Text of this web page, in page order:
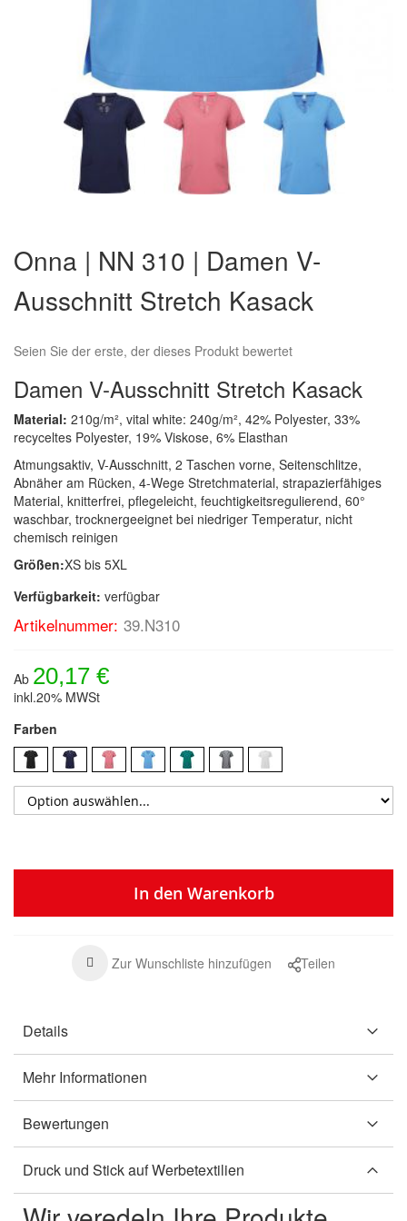
der
Bildergalerie
springen
Onna | NN 310 | Damen V-
Ausschnitt Stretch Kasack
Seien Sie der erste, der dieses Produkt bewertet
Damen V-Ausschnitt Stretch Kasack
Material: 210g/m², vital white: 240g/m², 42% Polyester, 33%
recyceltes Polyester, 19% Viskose, 6% Elasthan
Atmungsaktiv, V-Ausschnitt, 2 Taschen vorne, Seitenschlitze,
Abnäher am Rücken, 4-Wege Stretchmaterial, strapazierfähiges
Material, knitterfrei, pflegeleicht, feuchtigkeitsregulierend, 60°
waschbar, trocknergeeignet bei niedriger Temperatur, nicht
chemisch reinigen
Größen:XS bis 5XL
Verfügbarkeit: verfügbar
Artikelnummer: 39.N310
Ab 20,17 €
inkl.20% MWSt
Farben
In den Warenkorb
Zur Wunschliste hinzufügen Teilen
Details
Mehr Informationen
Bewertungen
Druck und Stick auf Werbetextilien